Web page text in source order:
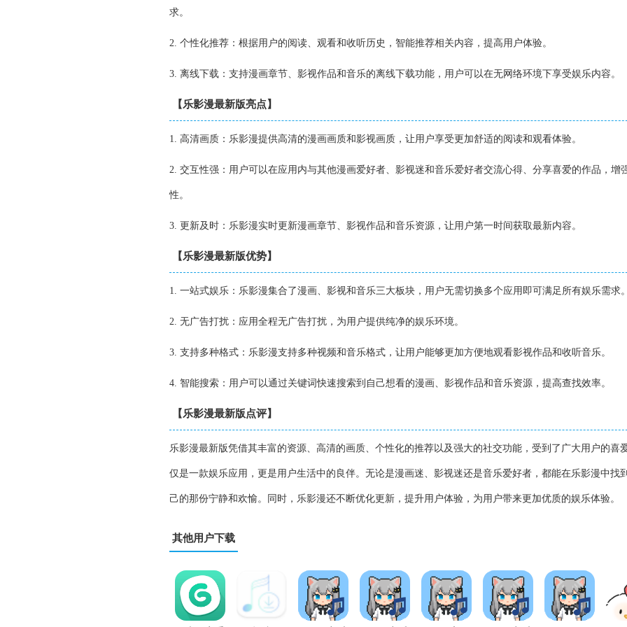
求。
2. 个性化推荐：根据用户的阅读、观看和收听历史，智能推荐相关内容，提高用户体验。
3. 离线下载：支持漫画章节、影视作品和音乐的离线下载功能，用户可以在无网络环境下享受娱乐内容。
【乐影漫最新版亮点】
1. 高清画质：乐影漫提供高清的漫画画质和影视画质，让用户享受更加舒适的阅读和观看体验。
2. 交互性强：用户可以在应用内与其他漫画爱好者、影视迷和音乐爱好者交流心得、分享喜爱的作品，增
性。
3. 更新及时：乐影漫实时更新漫画章节、影视作品和音乐资源，让用户第一时间获取最新内容。
【乐影漫最新版优势】
1. 一站式娱乐：乐影漫集合了漫画、影视和音乐三大板块，用户无需切换多个应用即可满足所有娱乐需求。
2. 无广告打扰：应用全程无广告打扰，为用户提供纯净的娱乐环境。
3. 支持多种格式：乐影漫支持多种视频和音乐格式，让用户能够更加方便地观看影视作品和收听音乐。
4. 智能搜索：用户可以通过关键词快速搜索到自己想看的漫画、影视作品和音乐资源，提高查找效率。
【乐影漫最新版点评】
乐影漫最新版凭借其丰富的资源、高清的画质、个性化的推荐以及强大的社交功能，受到了广大用户的喜
仅是一款娱乐应用，更是用户生活中的良伴。无论是漫画迷、影视迷还是音乐爱好者，都能在乐影漫中找
己的那份宁静和欢愉。同时，乐影漫还不断优化更新，提升用户体验，为用户带来更加优质的娱乐体验。
其他用户下载